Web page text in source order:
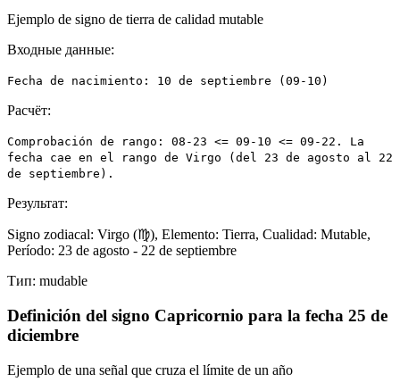
Ejemplo de signo de tierra de calidad mutable
Входные данные:
Fecha de nacimiento: 10 de septiembre (09-10)
Расчёт:
Comprobación de rango: 08-23 <= 09-10 <= 09-22. La
fecha cae en el rango de Virgo (del 23 de agosto al 22
de septiembre).
Результат:
Signo zodiacal: Virgo (♍), Elemento: Tierra, Cualidad: Mutable,
Período: 23 de agosto - 22 de septiembre
Тип: mudable
Definición del signo Capricornio para la fecha 25 de
diciembre
Ejemplo de una señal que cruza el límite de un año